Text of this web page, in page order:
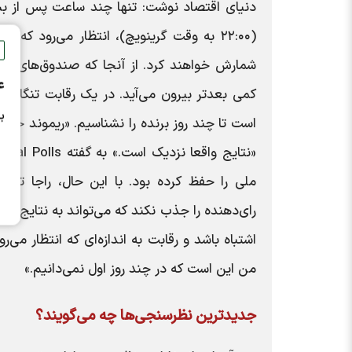
(۲۲:۰۰ به وقت گرینویچ)، انتظار می‌رود
شمارش خواهند کرد. از آنجا که صندوق‌های
کمی بعدتر بیرون می‌آید. در یک رقابت
است تا چند روز برنده را نشناسیم. «ریموند
ملی را حفظ کرده بود. با این حال، راجا
رای‌دهنده را جذب نکند که می‌تواند به نتایج
اشتباه باشد و رقابت به اندازه‌ای که
من این است که در چند روز اول نمی‌دانیم.»
جدیدترین نظرسنجی‌ها چه می‌گویند؟